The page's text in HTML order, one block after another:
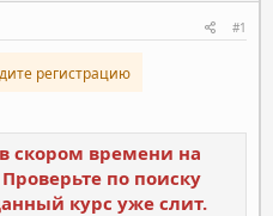
#1
регистрацию
скором времени на
по поиску
курс уже слит.